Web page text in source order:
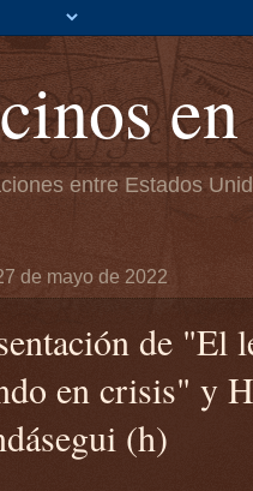
entre Estados
de mayo de 2022
de "El
en crisis" y
(h)